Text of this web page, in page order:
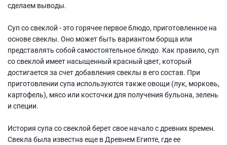
сделаем выводы.
Суп со свеклой - это горячее первое блюдо, приготовленное на
основе свеклы. Оно может быть вариантом борща или
представлять собой самостоятельное блюдо. Как правило, суп
со свеклой имеет насыщенный красный цвет, который
достигается за счет добавления свеклы в его состав. При
приготовлении супа используются также овощи (лук, морковь,
картофель), мясо или косточки для получения бульона, зелень
и специи.
История супа со свеклой берет свое начало с древних времен.
Свекла была известна еще в Древнем Египте, где ее